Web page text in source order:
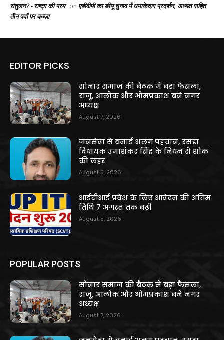
संतुलन? - राष्ट्र की परम on एबीवीपी का डीयू चुनाव में धमाकेदार प्रदर्शन, अध्यक्ष सहित
तीन पदों पर कब्ज़ा
EDITOR PICKS
सोनार समाज की बैठक में बड़ा फैसला,
राजू, आलोक और ओमप्रकाश बने नगर
अध्यक्ष
August 7, 2026
जनसेवा से बनाई अलग पहचान, रसड़ा
विधायक उमाशंकर सिंह के निधन से शोक
की लहर
August 5, 2026
आईटीआई प्रवेश के लिए आवेदन की अंतिम
तिथि 7 अगस्त तक बढ़ी
August 5, 2026
POPULAR POSTS
सोनार समाज की बैठक में बड़ा फैसला,
राजू, आलोक और ओमप्रकाश बने नगर
अध्यक्ष
August 7, 2026